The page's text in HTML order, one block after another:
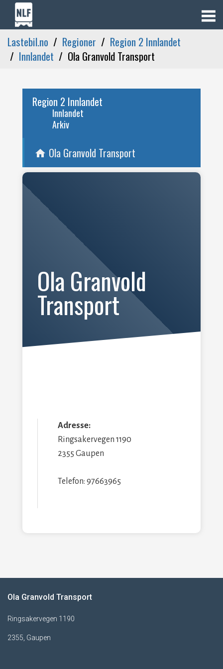
Lastebil.no Regioner
Region 2 Innlandet
Innlandet
Ola Granvold Transport
Region 2 Innlandet
Innlandet
Arkiv
home Ola Granvold Transport
Ola Granvold
Transport
Adresse:
Ringsakervegen 1190
2355 Gaupen
Telefon: 97663965
Ola Granvold Transport
Ringsakervegen 1190
2355, Gaupen